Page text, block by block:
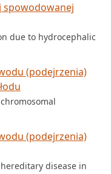
spowodowanej
due to hydrocephalic
(podejrzenia)
(podejrzenia)
disease in